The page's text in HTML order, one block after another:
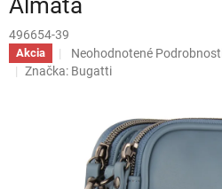
Almata
496654-39
Akcia
Priemerné
hodnotenie
hviezdičiek.
Neohodnotené
Značka: Bugatti